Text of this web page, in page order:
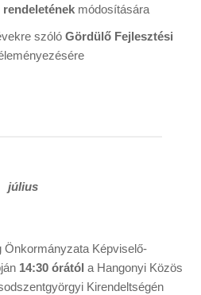
módosítására
szóló Gördülő Fejlesztési
július
Képviselő-
14:30 órától a Hangonyi Közös
Kirendeltségén